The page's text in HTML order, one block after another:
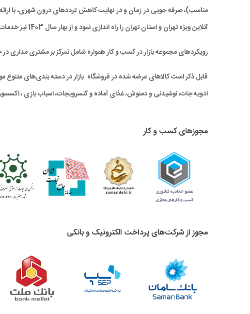
آنلاین ویژه تهران و استان تهران را راه‌ اندازی نمود و از بهار سال 1403 نیز خدمات بازار به سراسر کشور نیز گسترش یافته است.
رویکردهای مجموعه بازار در کسب و کار همواره شامل تمرکز بر مشتری مداری
قابل ذکر است کالاهای عرضه شده در فروشگاه بازار در دسته بندی‌های متنوع
ادویه جات، نوشیدنی و دمنوش، غذای آماده و کنسرویجات، اسباب بازی ،
مجوزهای کسب و کار
مجوز از شرکت‌های پرداخت الکترونیک و بانکی